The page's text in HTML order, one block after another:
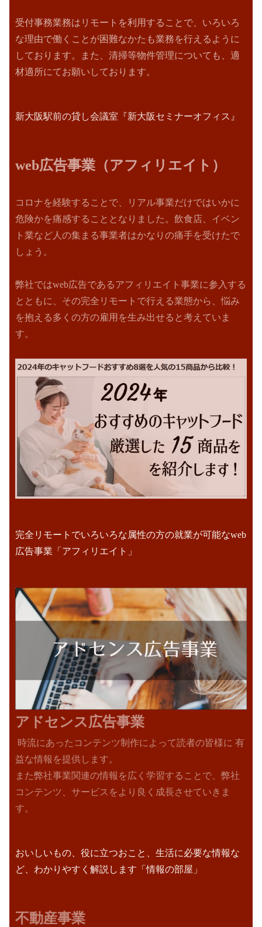
受付事務業務はリモートを利用することで、いろいろ
な理由で働くことが困難なかたも業務を行えるように
しております。
また、清掃等物件管理についても、適
材適所にてお願いしております。
新大阪駅前の貸し会議室『新大阪セミナーオフィス』
web広告事業（アフィリエイト）
コロナを経験することで、リアル事業だけではいかに
危険かを痛感することとなりました。飲食店、イベン
ト業など人の集まる事業者はかなりの痛手を受けたで
しょう。
弊社ではweb広告であるアフィリエイト事業に参入する
とともに、その完全リモートで行える業態から、悩み
を抱える多くの方の雇用を生み出せると考えていま
す。
完全リモートでいろいろな属性の方の就業が可能なweb
広告事業「アフィリエイト」
アドセンス広告事業
時流にあったコンテンツ制作によって読者の皆様に 有
益な情報を提供します。
また弊社事業関連の情報を広く学習することで、弊社
コンテンツ、サービスをより良く成長させていきま
す。
おいしいもの、役に立つおこと、生活に必要な情報な
ど、わかりやすく解説します「情報の部屋」
不動産事業